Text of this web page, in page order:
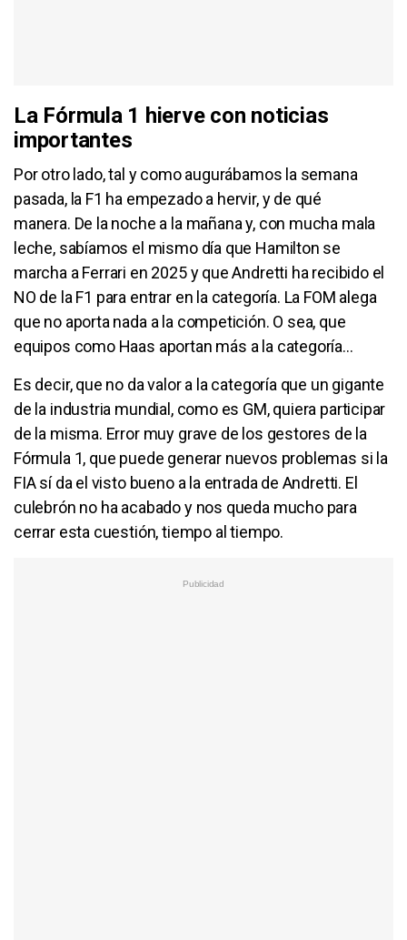
La Fórmula 1 hierve con noticias
importantes
Por otro lado, tal y como augurábamos la semana
pasada, la F1 ha empezado a hervir, y de qué
manera. De la noche a la mañana y, con mucha mala
leche, sabíamos el mismo día que Hamilton se
marcha a Ferrari en 2025 y que Andretti ha recibido el
NO de la F1 para entrar en la categoría. La FOM alega
que no aporta nada a la competición. O sea, que
equipos como Haas aportan más a la categoría…
Es decir, que no da valor a la categoría que un gigante
de la industria mundial, como es GM, quiera participar
de la misma. Error muy grave de los gestores de la
Fórmula 1, que puede generar nuevos problemas si la
FIA sí da el visto bueno a la entrada de Andretti. El
culebrón no ha acabado y nos queda mucho para
cerrar esta cuestión, tiempo al tiempo.